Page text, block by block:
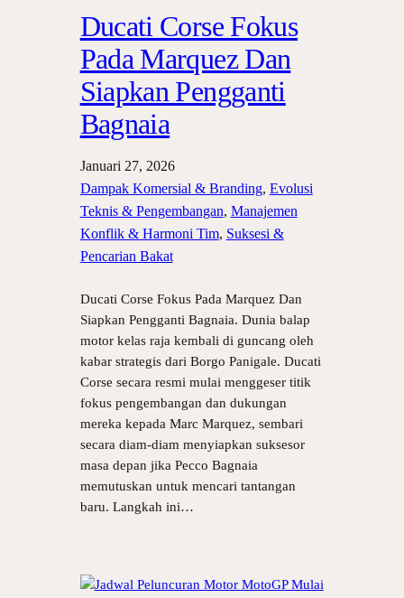
Ducati Corse Fokus
Pada Marquez Dan
Siapkan Pengganti
Bagnaia
Januari 27, 2026
Dampak Komersial & Branding, Evolusi
Teknis & Pengembangan, Manajemen
Konflik & Harmoni Tim, Suksesi &
Pencarian Bakat
Ducati Corse Fokus Pada Marquez Dan
Siapkan Pengganti Bagnaia. Dunia balap
motor kelas raja kembali di guncang oleh
kabar strategis dari Borgo Panigale. Ducati
Corse secara resmi mulai menggeser titik
fokus pengembangan dan dukungan
mereka kepada Marc Marquez, sembari
secara diam-diam menyiapkan suksesor
masa depan jika Pecco Bagnaia
memutuskan untuk mencari tantangan
baru. Langkah ini…